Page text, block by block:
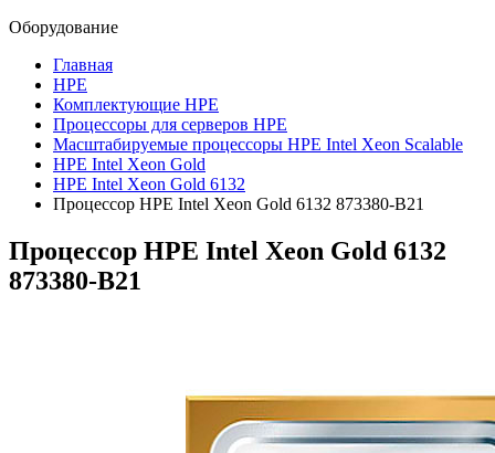
Оборудование
Главная
HPE
Комплектующие HPE
Процессоры для серверов HPE
Масштабируемые процессоры HPE Intel Xeon Scalable
HPE Intel Xeon Gold
HPE Intel Xeon Gold 6132
Процессор HPE Intel Xeon Gold 6132 873380-B21
Процессор HPE Intel Xeon Gold 6132
873380-B21